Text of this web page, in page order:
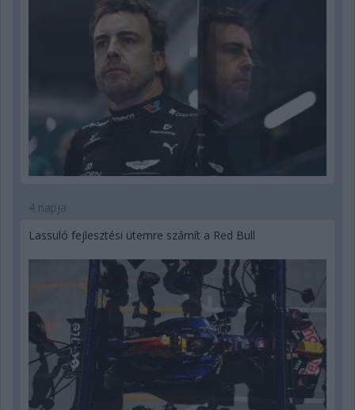
4 napja
Lassuló fejlesztési ütemre számít a Red Bull